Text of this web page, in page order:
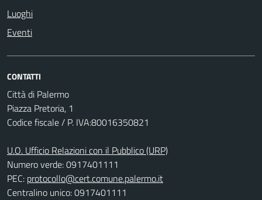
Luoghi
Eventi
CONTATTI
Città di Palermo
Piazza Pretoria, 1
Codice fiscale / P. IVA:80016350821
U.O. Ufficio Relazioni con il Pubblico (URP)
Numero verde: 0917401111
PEC: protocollo@cert.comune.palermo.it
Centralino unico: 0917401111